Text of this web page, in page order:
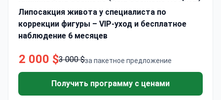
Липосакция живота у специалиста по
коррекции фигуры – VIP-уход и бесплатное
наблюдение 6 месяцев
за пакетное предложение
3 000 $
2 000 $
Получить программу с ценами